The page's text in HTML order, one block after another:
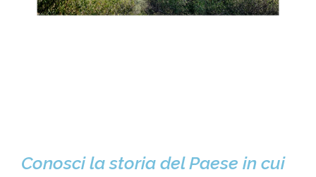
Conosci la storia del Paese in cui